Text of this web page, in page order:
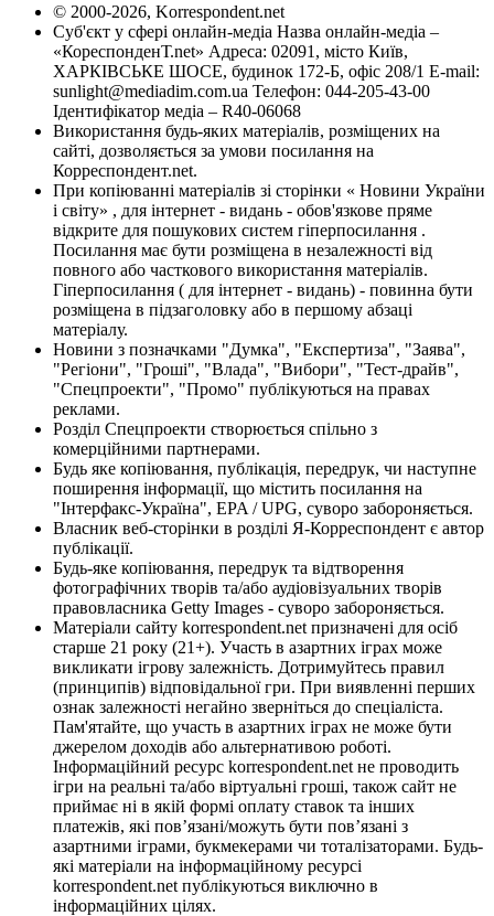
© 2000-2026, Korrespondent.net
Суб'єкт у сфері онлайн-медіа Назва онлайн-медіа –
«КореспонденТ.net» Адреса: 02091, місто Київ,
ХАРКІВСЬКЕ ШОСЕ, будинок 172-Б, офіс 208/1 E-mail:
sunlight@mediadim.com.ua Телефон: 044-205-43-00
Ідентифікатор медіа – R40-06068
Використання будь-яких матеріалів, розміщених на
сайті, дозволяється за умови посилання на
Корреспондент.net.
При копіюванні матеріалів зі сторінки « Новини України
і світу» , для інтернет - видань - обов'язкове пряме
відкрите для пошукових систем гіперпосилання .
Посилання має бути розміщена в незалежності від
повного або часткового використання матеріалів.
Гіперпосилання ( для інтернет - видань) - повинна бути
розміщена в підзаголовку або в першому абзаці
матеріалу.
Новини з позначками "Думка", "Експертиза", "Заява",
"Регіони", "Гроші", "Влада", "Вибори", "Тест-драйв",
"Спецпроекти", "Промо" публікуються на правах
реклами.
Розділ Спецпроекти створюється спільно з
комерційними партнерами.
Будь яке копіювання, публікація, передрук, чи наступне
поширення інформації, що містить посилання на
"Інтерфакс-Україна", EPA / UPG, суворо забороняється.
Власник веб-сторінки в розділі Я-Корреспондент є автор
публікації.
Будь-яке копіювання, передрук та відтворення
фотографічних творів та/або аудіовізуальних творів
правовласника Getty Images - суворо забороняється.
Матеріали сайту korrespondent.net призначені для осіб
старше 21 року (21+). Участь в азартних іграх може
викликати ігрову залежність. Дотримуйтесь правил
(принципів) відповідальної гри. При виявленні перших
ознак залежності негайно зверніться до спеціаліста.
Пам'ятайте, що участь в азартних іграх не може бути
джерелом доходів або альтернативою роботі.
Інформаційний ресурс korrespondent.net не проводить
ігри на реальні та/або віртуальні гроші, також сайт не
приймає ні в якій формі оплату ставок та інших
платежів, які пов’язані/можуть бути пов’язані з
азартними іграми, букмекерами чи тоталізаторами. Будь-
які матеріали на інформаційному ресурсі
korrespondent.net публікуються виключно в
інформаційних цілях.